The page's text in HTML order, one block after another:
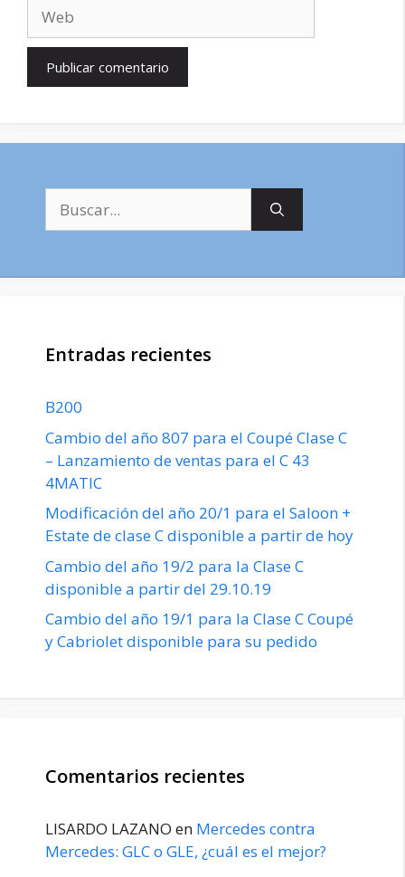
Entradas recientes
B200
Cambio del año 807 para el Coupé Clase C
– Lanzamiento de ventas para el C 43
4MATIC
Modificación del año 20/1 para el Saloon +
Estate de clase C disponible a partir de hoy
Cambio del año 19/2 para la Clase C
disponible a partir del 29.10.19
Cambio del año 19/1 para la Clase C Coupé
y Cabriolet disponible para su pedido
Comentarios recientes
LISARDO LAZANO en Mercedes contra
Mercedes: GLC o GLE, ¿cuál es el mejor?